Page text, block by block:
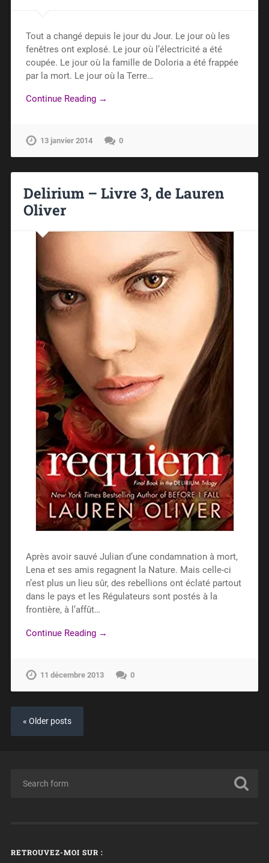
Tout a changé depuis le jour du Jour. Le jour où les
fenêtres ont explosé. Le jour où l’électricité a été
coupée. Le jour où la famille de Doloria a été frappée
par la mort. Le jour où la Terre…
Continue Reading →
13 janvier 2014 0
Delirium – Livre 3, de Lauren
Oliver
Après avoir sauvé Julian d’une condamnation à mort,
Lena et ses amis regagnent la Nature. Mais celle-ci
n’est plus un lieu sûr, des rebellions ont éclaté partout
dans le pays et les Régulateurs sont postés à la
frontière, à l’affût…
Continue Reading →
11 décembre 2013 0
« Older posts
RETROUVEZ-MOI SUR :